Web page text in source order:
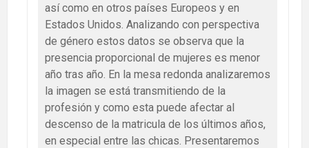
así como en otros países Europeos y en
Estados Unidos. Analizando con perspectiva
de género estos datos se observa que la
presencia proporcional de mujeres es menor
año tras año. En la mesa redonda analizaremos
la imagen se está transmitiendo de la
profesión y como esta puede afectar al
descenso de la matricula de los últimos años,
en especial entre las chicas. Presentaremos